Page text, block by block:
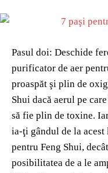
Pasul doi: Deschide
purificator de aer
proaspăt şi plin de
Shui dacă aerul pe
să fie plin de toxine.
ia-ţi gândul de la
pentru Feng Shui,
posibilitatea de a le